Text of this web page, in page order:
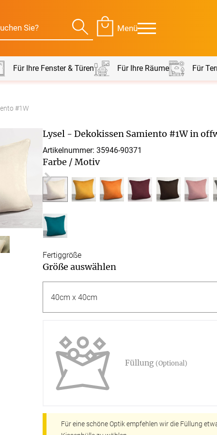
Menü
Massanfertigung
Alle Tischdecken
Stoffe
Zubehör
Alle
VERSAND
Für Ihre Fenster & Türen Für Ihre Räume Für
#1W
Lysel - Dekokissen Samiento #1W in
Artikelnummer: 35946-90371
Farbe / Motiv
Fertiggröße
Größe auswählen
Füllung (Optional)
Für eine schöne Optik empfehlen wir die Füllung